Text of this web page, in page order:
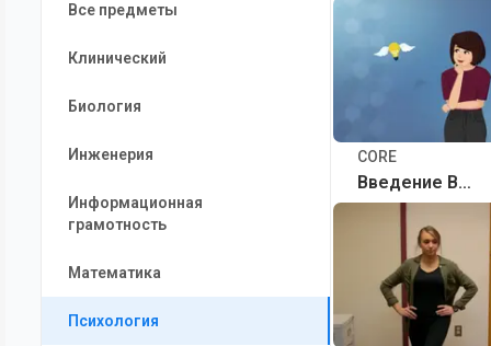
Все предметы
Клинический
Биология
Инженерия
Информационная
грамотность
Математика
Психология
CORE
Введение В
Психологию